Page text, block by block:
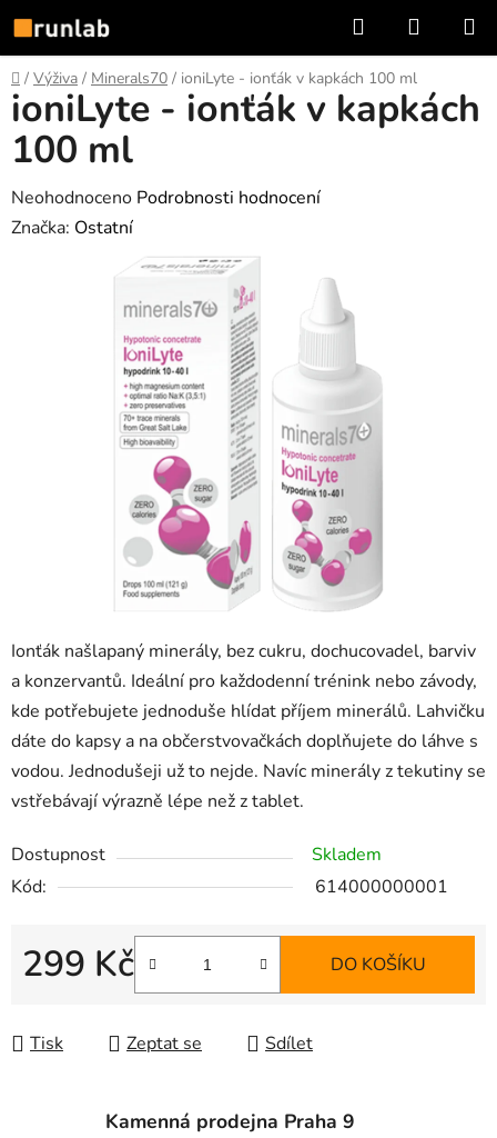
na
obsah
Hledat
KOŠÍK
Domů
/ Výživa / Minerals70 / ioniLyte - ionťák v kapkách 100 ml
Ionťák našlapaný minerály, bez cukru, dochucovadel, barviv
a konzervantů. Ideální pro každodenní trénink nebo závody,
kde potřebujete jednoduše hlídat příjem minerálů. Lahvičku
dáte do kapsy a na občerstvovačkách doplňujete do láhve s
vodou. Jednodušeji už to nejde. Navíc minerály z tekutiny se
vstřebávají výrazně lépe než z tablet.
Dostupnost
Skladem
Kód:
614000000001
299 Kč DO KOŠÍKU
Tisk Zeptat se Sdílet
ioniLyte - ionťák v kapkách
100 ml
Průměrné
hodnocení
Neohodnoceno Podrobnosti hodnocení
Značka: Ostatní
Kamenná prodejna Praha 9